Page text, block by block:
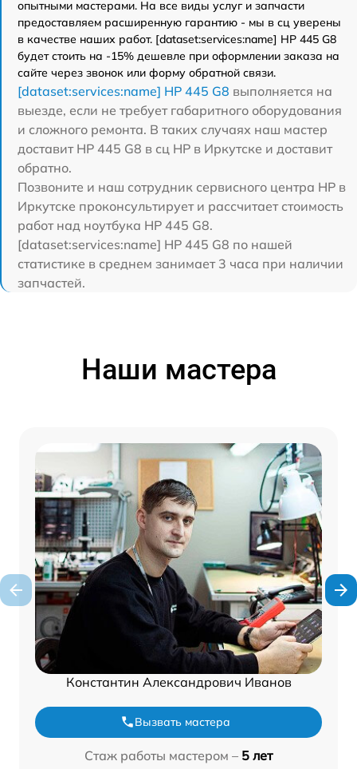
опытными мастерами. На все виды услуг и запчасти
предоставляем расширенную гарантию - мы в сц уверены
в качестве наших работ. [dataset:services:name] HP 445 G8
будет стоить на -15% дешевле при оформлении заказа на
сайте через звонок или форму обратной связи.
[dataset:services:name] HP 445 G8 выполняется на
выезде, если не требует габаритного оборудования
и сложного ремонта. В таких случаях наш мастер
доставит HP 445 G8 в сц HP в Иркутске и доставит
обратно.
Позвоните и наш сотрудник сервисного центра HP в
Иркутске проконсультирует и рассчитает стоимость
работ над ноутбука HP 445 G8.
[dataset:services:name] HP 445 G8 по нашей
статистике в среднем занимает 3 часа при наличии
запчастей.
Наши мастера
Константин Александрович Иванов
Вызвать мастера
Стаж работы мастером – 5 лет